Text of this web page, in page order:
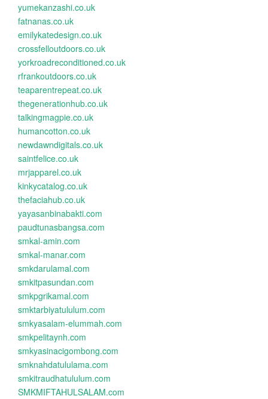
yumekanzashi.co.uk
fatnanas.co.uk
emilykatedesign.co.uk
crossfelloutdoors.co.uk
yorkroadreconditioned.co.uk
rfrankoutdoors.co.uk
teaparentrepeat.co.uk
thegenerationhub.co.uk
talkingmagpie.co.uk
humancotton.co.uk
newdawndigitals.co.uk
saintfelice.co.uk
mrjapparel.co.uk
kinkycatalog.co.uk
thefaciahub.co.uk
yayasanbinabakti.com
paudtunasbangsa.com
smkal-amin.com
smkal-manar.com
smkdarulamal.com
smkitpasundan.com
smkpgrikamal.com
smktarbiyatululum.com
smkyasalam-elummah.com
smkpelitaynh.com
smkyasinacigombong.com
smknahdatululama.com
smkitraudhatululum.com
SMKMIFTAHULSALAM.com